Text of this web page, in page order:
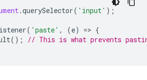
.querySelector( 'input' );
( 'paste' , (e) => {
();
// This is what prevents